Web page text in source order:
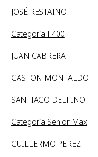
JOSÉ RESTAINO
Categoría F400
JUAN CABRERA
GASTON MONTALDO
SANTIAGO DELFINO
Categoría Senior Max
GUILLERMO PEREZ